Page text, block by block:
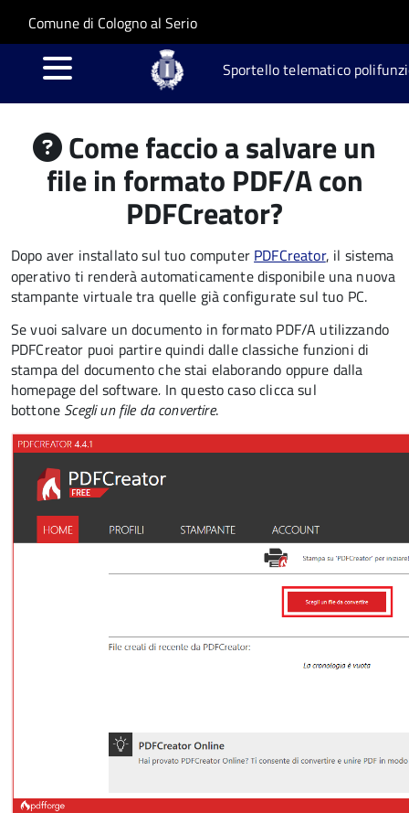
Salta al contenuto principale
Skip to site navigation
Comune di Cologno al Serio
Sportello telematico
Come faccio a salvare un
file in formato PDF/A con
PDFCreator?
Dopo aver installato sul tuo computer PDFCreator, il sistema
operativo ti renderà automaticamente disponibile una nuova
stampante virtuale tra quelle già configurate sul tuo PC.
Se vuoi salvare un documento in formato PDF/A utilizzando
PDFCreator puoi partire quindi dalle classiche funzioni di
stampa del documento che stai elaborando oppure dalla
homepage del software. In questo caso clicca sul
bottone Scegli un file da convertire.